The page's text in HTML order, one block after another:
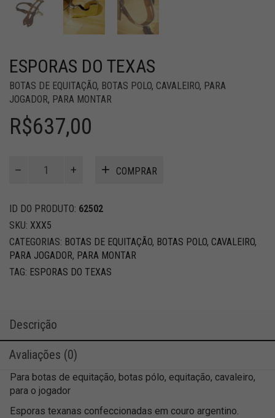
ESPORAS DO TEXAS
BOTAS DE EQUITAÇÃO, BOTAS POLO, CAVALEIRO, PARA
JOGADOR, PARA MONTAR
R$637,00
quantidade
COMPRAR
ID DO PRODUTO: 62502
SKU: XXX5
CATEGORIAS: BOTAS DE EQUITAÇÃO, BOTAS POLO, CAVALEIRO,
PARA JOGADOR, PARA MONTAR
TAG: ESPORAS DO TEXAS
Descrição
Avaliações (0)
Para botas de equitação, botas pólo, equitação, cavaleiro,
para o jogador
Esporas texanas confeccionadas em couro argentino.